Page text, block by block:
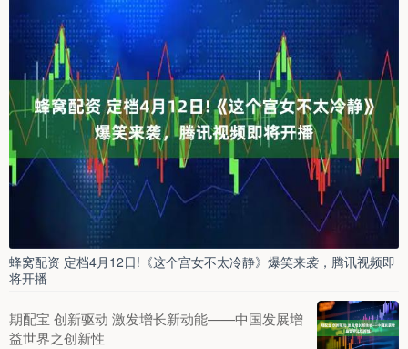
蜂窝配资 定档4月12日!《这个宫女不太冷静》爆笑来袭，腾讯视频即
将开播
期配宝 创新驱动 激发增长新动能——中国发展增
益世界之创新性